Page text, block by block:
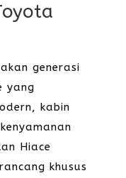
generasi
yang
kabin
Hiace
khusus